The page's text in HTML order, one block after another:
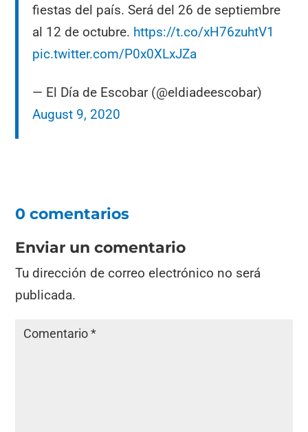
fiestas del país. Será del 26 de septiembre
al 12 de octubre. https://t.co/xH76zuhtV1
pic.twitter.com/P0x0XLxJZa
— El Día de Escobar (@eldiadeescobar)
August 9, 2020
0 comentarios
Enviar un comentario
Tu dirección de correo electrónico no será
publicada.